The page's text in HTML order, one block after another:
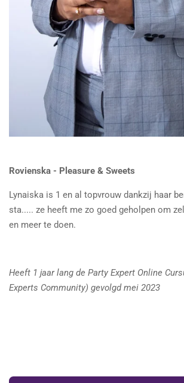
Rovienska - Pleasure & Sweets
Lynaiska is 1 en al topvrouw dankzij haar
sta..... ze heeft me zo goed geholpen om
en meer te doen.
Heeft 1 jaar lang de Party Expert Online
Experts Community) gevolgd mei 2023